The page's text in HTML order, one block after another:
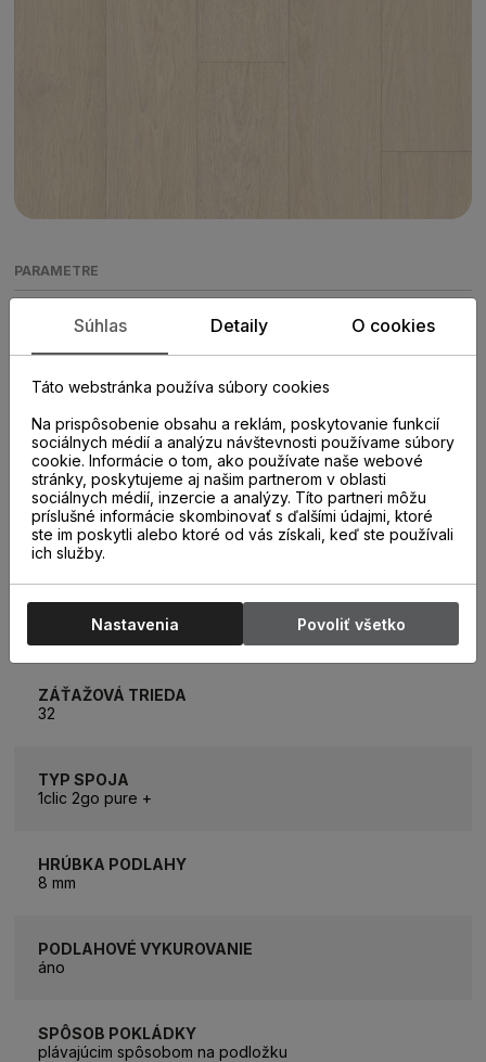
PARAMETRE
KATEGÓRIA
KOLEKCIA
Long Plank 8
ROZMER LAMELY
2003 x 245 mm
2,94m2 (6 lamiel)
ZÁŤAŽOVÁ TRIEDA
32
TYP SPOJA
1clic 2go pure +
HRÚBKA PODLAHY
8 mm
PODLAHOVÉ VYKUROVANIE
áno
SPÔSOB POKLÁDKY
plávajúcim spôsobom na podložku
Súhlas Detaily O cookies
Táto webstránka používa súbory cookies
Na prispôsobenie obsahu a reklám, poskytovanie funkcií
sociálnych médií a analýzu návštevnosti používame súbory
cookie. Informácie o tom, ako používate naše webové
stránky, poskytujeme aj našim partnerom v oblasti
sociálnych médií, inzercie a analýzy. Títo partneri môžu
príslušné informácie skombinovať s ďalšími údajmi, ktoré
ste im poskytli alebo ktoré od vás získali, keď ste používali
ich služby.
Nastavenia Povoliť všetko